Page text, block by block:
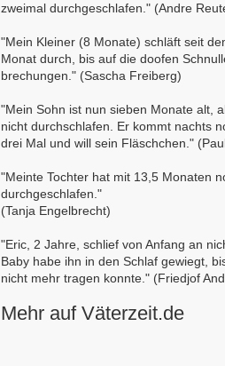
zweimal durchgeschlafen." (Andre
"Mein Kleiner (8 Monate) schläft seit
Monat durch, bis auf die doofen
brechungen." (Sascha Freiberg)
"Mein Sohn ist nun sieben Monate alt,
nicht durchschlafen. Er kommt nachts
drei Mal und will sein Fläschchen."
"Meinte Tochter hat mit 13,5 Monaten
durchgeschlafen."
(Tanja Engelbrecht)
"Eric, 2 Jahre, schlief von Anfang an
Baby habe ihn in den Schlaf gewiegt,
nicht mehr tragen konnte." (Friedjof
Mehr auf Väterzeit.de